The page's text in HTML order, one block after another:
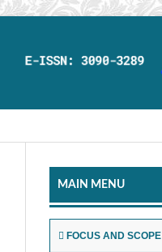
MAIN MENU
FOCUS AND SCOPE